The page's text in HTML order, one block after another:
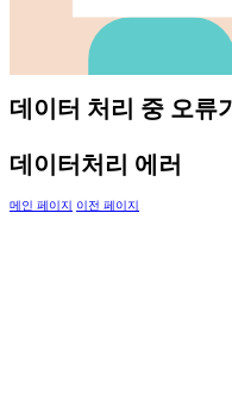
데이터 처리 중 오류
데이터처리 에러
메인 페이지 이전 페이지